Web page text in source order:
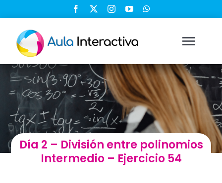
contenido
Ingresar
Registrarse
Nosotros
Día 2 – División entre polinomios
Intermedio – Ejercicio 54